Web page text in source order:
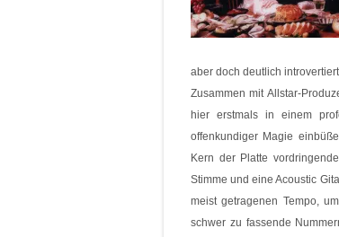
aber doch deutlich
Zusammen mit Allstar-
hier erstmals in einem
offenkundiger Magie
Kern der Platte
Stimme und eine Acoustic
meist getragenen Tempo,
schwer zu fassende